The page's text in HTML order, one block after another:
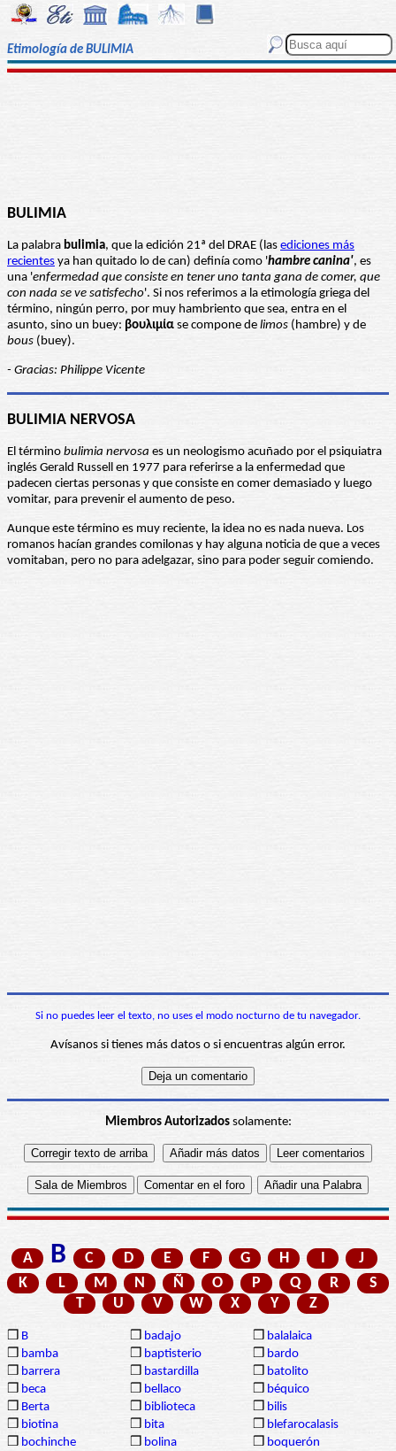
Etimología de BULIMIA
BULIMIA
La palabra bulimia, que la edición 21ª del DRAE (las ediciones más
recientes ya han quitado lo de can) definía como 'hambre canina', es
una 'enfermedad que consiste en tener uno tanta gana de comer, que
con nada se ve satisfecho'. Si nos referimos a la etimología griega del
término, ningún perro, por muy hambriento que sea, entra en el
asunto, sino un buey: βουλιμία se compone de limos (hambre) y de
bous (buey).
- Gracias: Philippe Vicente
BULIMIA NERVOSA
El término bulimia nervosa es un neologismo acuñado por el psiquiatra
inglés Gerald Russell en 1977 para referirse a la enfermedad que
padecen ciertas personas y que consiste en comer demasiado y luego
vomitar, para prevenir el aumento de peso.
Aunque este término es muy reciente, la idea no es nada nueva. Los
romanos hacían grandes comilonas y hay alguna noticia de que a veces
vomitaban, pero no para adelgazar, sino para poder seguir comiendo.
Si no puedes leer el texto, no uses el modo nocturno de tu navegador.
Avísanos si tienes más datos o si encuentras algún error.
Miembros Autorizadossolamente:
A B C D E F G H I
J
K
L M N Ñ O P Q R
S
T
U V W X Y Z
❒ B ❒ badajo ❒ balalaica
❒ bamba ❒ baptisterio ❒ bardo
❒ barrera ❒ bastardilla ❒ batolito
❒ beca ❒ bellaco ❒ béquico
❒ Berta ❒ biblioteca ❒ bilis
❒ biotina ❒ bita ❒ blefarocalasis
❒ bochinche ❒ bolina ❒ boquerón